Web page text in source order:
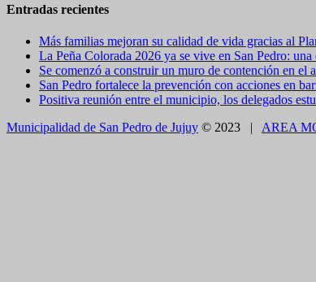
Entradas recientes
Más familias mejoran su calidad de vida gracias al
La Peña Colorada 2026 ya se vive en San Pedro:
Se comenzó a construir un muro de contención en el
San Pedro fortalece la prevención con acciones en
Positiva reunión entre el municipio, los delegados
Municipalidad de San Pedro de Jujuy © 2023 | AREA